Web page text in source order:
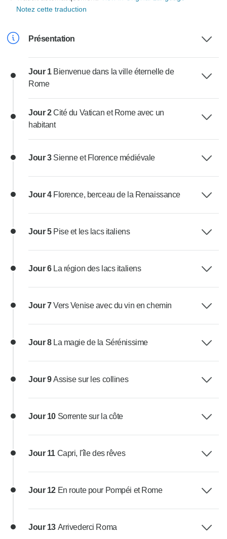
Notez cette traduction
Présentation
Jour 1 Bienvenue dans la ville éternelle de
Rome
Jour 2Cité du Vatican et Rome avec un
habitant
Jour 3 Sienne et Florence médiévale
Jour 4 Florence, berceau de la Renaissance
Jour 5 Pise et les lacs italiens
Jour 6 La région des lacs italiens
Jour 7Vers Venise avec du vin en chemin
Jour 8 La magie de la Sérénissime
Jour 9Assise sur les collines
Jour 10 Sorrente sur la côte
Jour 11 Capri, l'île des rêves
Jour 12 En route pour Pompéi et Rome
Jour 13 Arrivederci Roma